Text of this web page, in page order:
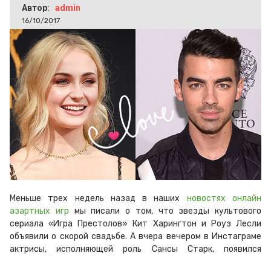
Автор: admin
16/10/2017
Меньше трех недель назад в наших новостях онлайн
азартных игр мы писали о том, что звезды культового
сериала «Игра Престолов» Кит Харингтон и Роуз Лесли
объявили о скорой свадьбе. А вчера вечером в Инстаграме
актрисы, исполняющей роль Сансы Старк, появился